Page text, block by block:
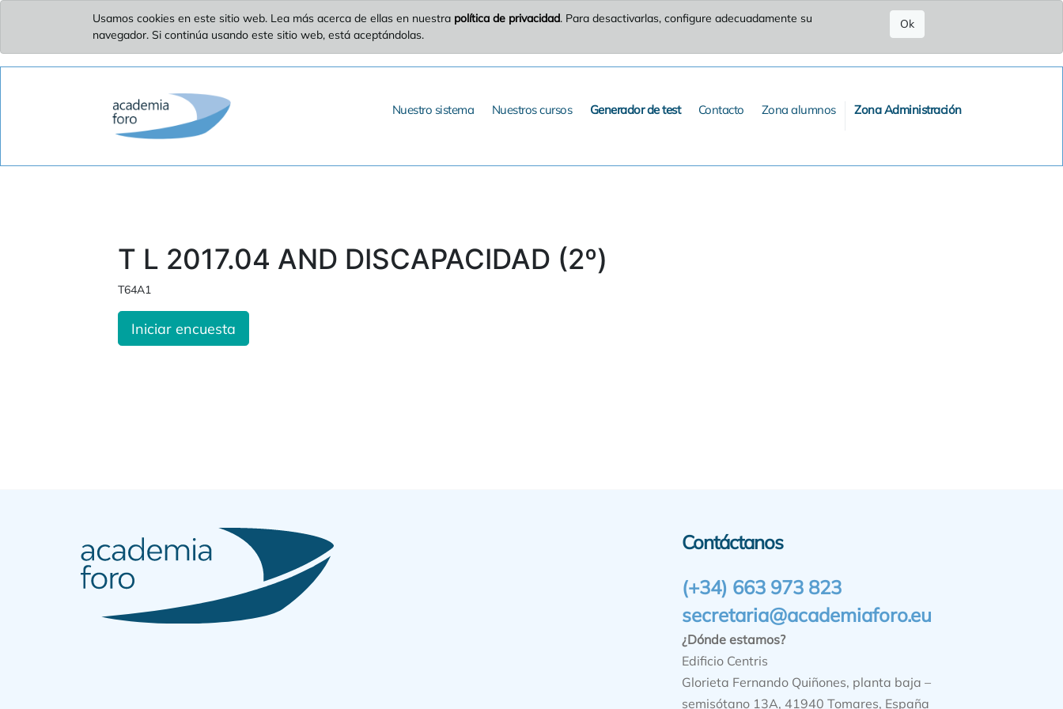
Usamos cookies en este sitio web. Lea más acerca de ellas en nuestra política de privacidad. Para desactivarlas, configure adecuadamente su
navegador. Si continúa usando este sitio web, está aceptándolas.
Ok
Nuestro sistema Nuestros cursos Generador de test Contacto Zona alumnos Zona Administración
T L 2017.04 AND DISCAPACIDAD (2º)
T64A1
Iniciar encuesta
Contáctanos
(+34) 663 973 823
secretaria@academiaforo.eu
¿Dónde estamos?
Edificio Centris
Glorieta Fernando Quiñones, planta baja –
semisótano 13A, 41940 Tomares, España